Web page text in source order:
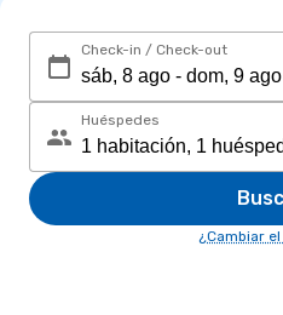
Check-in / Check-out
Huéspedes
¿Cambiar